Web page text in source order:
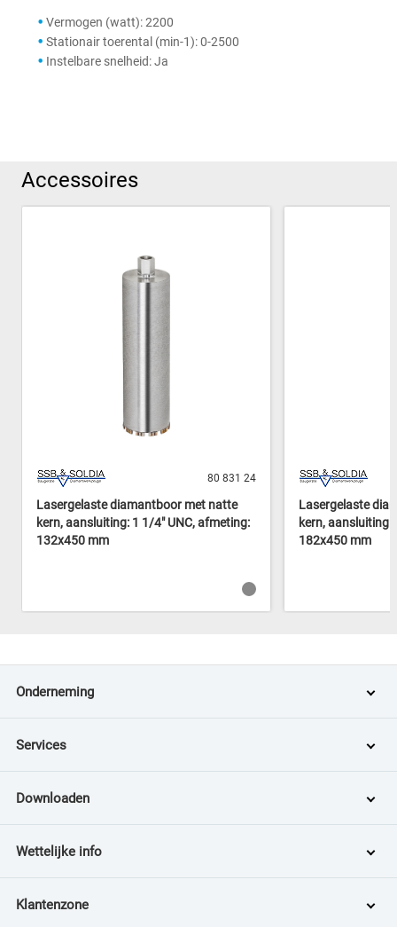
Vermogen (watt): 2200
Stationair toerental (min-1): 0-2500
Instelbare snelheid: Ja
Accessoires
80 831 24
Lasergelaste diamantboor met natte
kern, aansluiting: 1 1/4" UNC, afmeting:
132x450 mm
Lasergelaste
kern, aansluiting:
182x450 mm
Onderneming
Services
Downloaden
Wettelijke info
Klantenzone